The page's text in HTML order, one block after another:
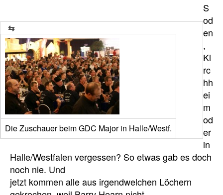
Die Zuschauer beim GDC Major in Halle/Westf.
S
od
en
,
Ki
rc
hh
ei
m
od
er
in
Halle/Westfalen vergessen? So etwas gab es doch
noch nie. Und
jetzt kommen alle aus irgendwelchen Löchern